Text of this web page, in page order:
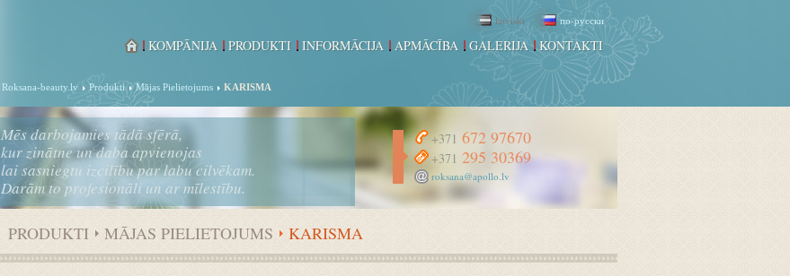
Mēs darbojamies tādā sfērā,
kur zinātne un daba apvienojas
lai sasniegtu izcilību par labu cilvēkam.
Darām to profesionāli un ar mīlestību.
+371 672 97670
+371 295 30369
roksana@apollo.lv
Roksana-beauty.lv Produkti Mājas Pielietojums KARISMA
latviski по-русски
KOMPĀNIJA PRODUKTI INFORMĀCIJA APMĀCĪBA GALERIJA KONTAKTI
PRODUKTI MĀJAS PIELIETOJUMS KARISMA